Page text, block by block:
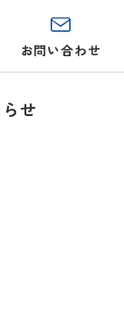
せ
お問い合わせ